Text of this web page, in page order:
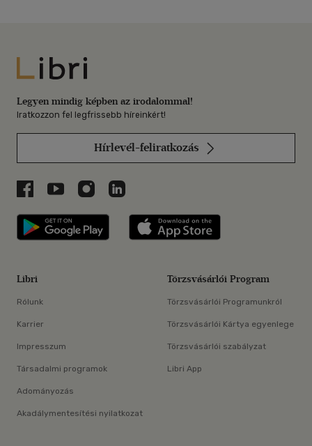
Libri
Legyen mindig képben az irodalommal!
Iratkozzon fel legfrissebb híreinkért!
Hírlevél-feliratkozás
Libri a Facebookon
Libri a Youtube-on
Libri az Instagramon
Libri a LinkedInen
Libri applikáció Szerezd meg: Google
Libri
Rólunk
Karrier
Impresszum
Társadalmi programok
Adományozás
Akadálymentesítési nyilatkozat
Törzsvásárlói Program
Törzsvásárlói Programunkról
Törzsvásárlói Kártya egyenlege
Törzsvásárlói szabályzat
Libri App